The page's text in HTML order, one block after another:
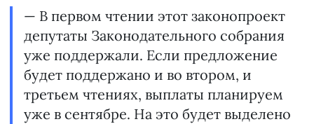
— В первом чтении этот законопроект
депутаты Законодательного собрания
уже поддержали. Если предложение
будет поддержано и во втором, и
третьем чтениях, выплаты планируем
уже в сентябре. На это будет выделено